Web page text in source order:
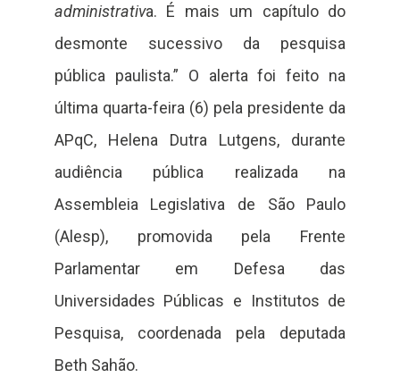
administrativa. É mais um capítulo do
desmonte sucessivo da pesquisa
pública paulista.” O alerta foi feito na
última quarta-feira (6) pela presidente da
APqC, Helena Dutra Lutgens, durante
audiência pública realizada na
Assembleia Legislativa de São Paulo
(Alesp), promovida pela Frente
Parlamentar em Defesa das
Universidades Públicas e Institutos de
Pesquisa, coordenada pela deputada
Beth Sahão.